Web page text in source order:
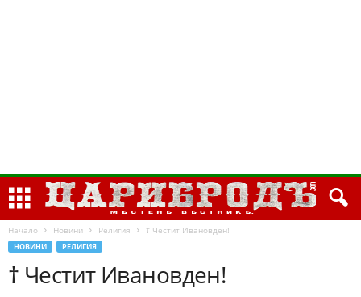
Начало Новини Религия † Честит Ивановден!
НОВИНИ РЕЛИГИЯ
† Честит Ивановден!